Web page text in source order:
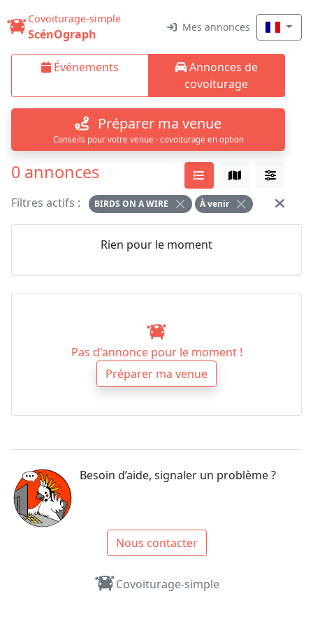
Covoiturage-simple
ScénOgraph Mes annonces
Événements
Annonces de
covoiturage
Préparer ma venue
Conseils pour votre venue · covoiturage en option
0 annonces
Filtres actifs : BIRDS ON A WIRE À venir
Rien pour le moment
Pas d'annonce pour le moment !
Préparer ma venue
Besoin d’aide, signaler un problème ?
Nous contacter
Covoiturage-simple